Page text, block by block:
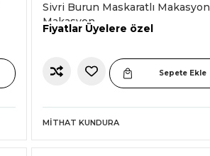
Sivri Burun Maskaratlı Makasyon
Makasyon
Fiyatlar Üyelere özel
Sepete Ekle
MITHAT KUNDURA